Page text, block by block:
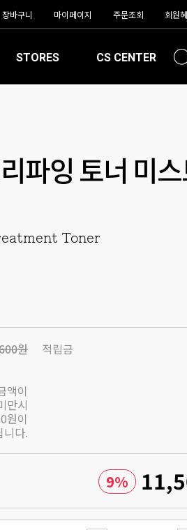
장바구니 마이페이지 주문조회 회원
STORES CS CENTER
파잉 토너 미
Toner
원 적립금
액이
만시
원이
니다.
9%